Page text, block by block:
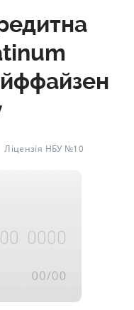
Ліцензія НБУ №10